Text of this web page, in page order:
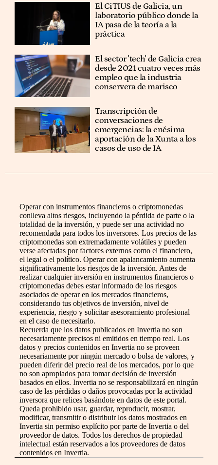
El CiTIUS de Galicia, un
laboratorio público donde la
IA pasa de la teoría a la
práctica
El sector 'tech' de Galicia crea
desde 2021 cuatro veces más
empleo que la industria
conservera de marisco
Transcripción de
conversaciones de
emergencias: la enésima
aportación de la Xunta a los
casos de uso de IA
Operar con instrumentos financieros o criptomonedas
conlleva altos riesgos, incluyendo la pérdida de parte o la
totalidad de la inversión, y puede ser una actividad no
recomendada para todos los inversores. Los precios de las
criptomonedas son extremadamente volátiles y pueden
verse afectadas por factores externos como el financiero,
el legal o el político. Operar con apalancamiento aumenta
significativamente los riesgos de la inversión. Antes de
realizar cualquier inversión en instrumentos financieros o
criptomonedas debes estar informado de los riesgos
asociados de operar en los mercados financieros,
considerando tus objetivos de inversión, nivel de
experiencia, riesgo y solicitar asesoramiento profesional
en el caso de necesitarlo.
Recuerda que los datos publicados en Invertia no son
necesariamente precisos ni emitidos en tiempo real. Los
datos y precios contenidos en Invertia no se proveen
necesariamente por ningún mercado o bolsa de valores, y
pueden diferir del precio real de los mercados, por lo que
no son apropiados para tomar decisión de inversión
basados en ellos. Invertia no se responsabilizará en ningún
caso de las pérdidas o daños provocadas por la actividad
inversora que relices basándote en datos de este portal.
Queda prohibido usar, guardar, reproducir, mostrar,
modificar, transmitir o distribuir los datos mostrados en
Invertia sin permiso explícito por parte de Invertia o del
proveedor de datos. Todos los derechos de propiedad
intelectual están reservados a los proveedores de datos
contenidos en Invertia.